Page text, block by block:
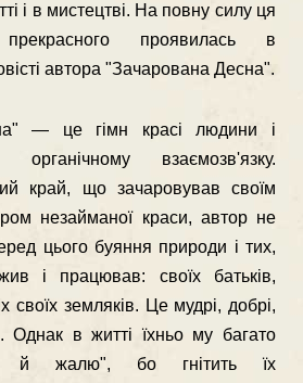
і в мистецтві. На повну силу ця
проявилась в
автора "Зачарована Дес­на".
— це гімн красі людини і
взаємозв'язку.
край, що зачаровував своїм
незайманої краси, автор не
цього буяння природи і тих,
і працював: своїх батьків,
своїх земляків. Це мудрі, добрі,
Однак в житті їхньо му багато
й жалю", бо гнітить їх